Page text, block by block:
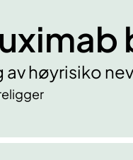
av høyrisiko